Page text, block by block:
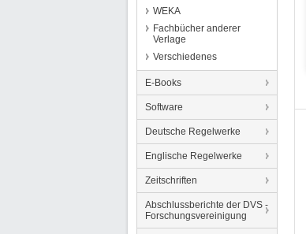
WEKA
Fachbücher anderer
Verlage
Verschiedenes
E-Books
Software
Deutsche Regelwerke
Englische Regelwerke
Zeitschriften
Abschlussberichte der DVS -
Forschungsvereinigung